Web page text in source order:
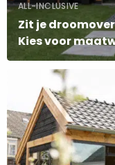
ALL-INCLUSIVE
Zit je
Kies voor
over